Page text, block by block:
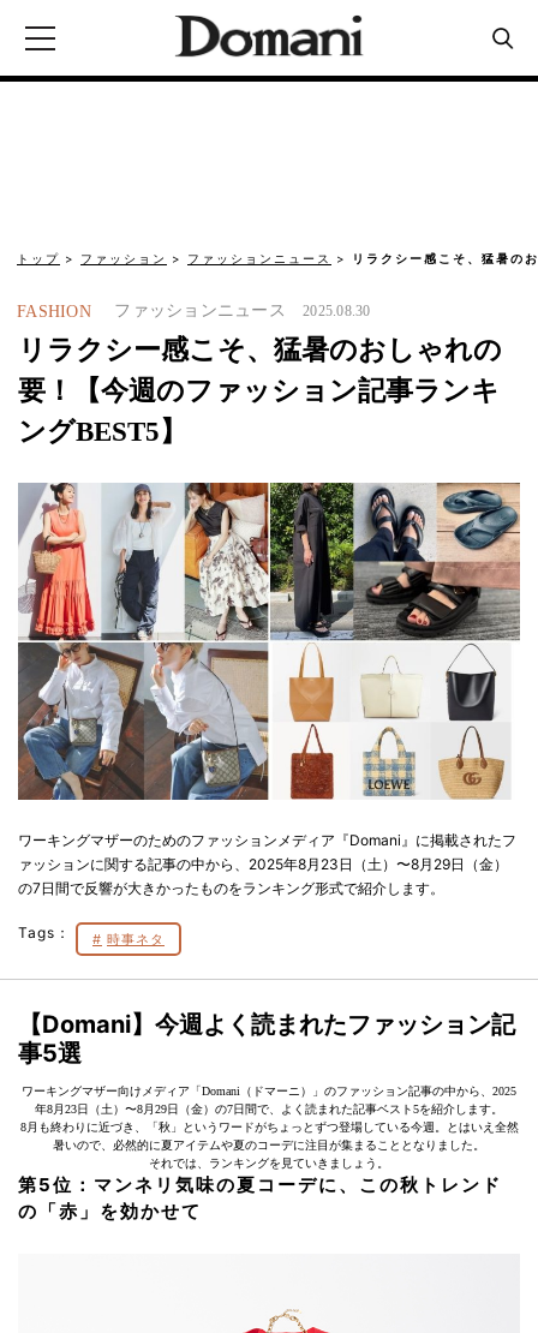
トップ ファッション ファッションニュース リラクシー感こそ、猛暑の
FASHION ファッションニュース 2025.08.30
リラクシー感こそ、猛暑のおしゃれの
要！【今週のファッション記事ランキ
ングBEST5】
ワーキングマザーのためのファッションメディア『Domani』に掲載されたフ
ァッションに関する記事の中から、2025年8月23日（土）〜8月29日（金）
の7日間で反響が大きかったものをランキング形式で紹介します。
Tags： 時事ネタ
【Domani】今週よく読まれたファッション記
事5選
ワーキングマザー向けメディア「Domani（ドマーニ）」のファッション記事の中から、2025
年8月23日（土）〜8月29日（金）の7日間で、よく読まれた記事ベスト5を紹介します。
8月も終わりに近づき、「秋」というワードがちょっとずつ登場している今週。とはいえ全然
暑いので、必然的に夏アイテムや夏のコーデに注目が集まることとなりました。
それでは、ランキングを見ていきましょう。
第5位：マンネリ気味の夏コーデに、この秋トレンド
の「赤」を効かせて